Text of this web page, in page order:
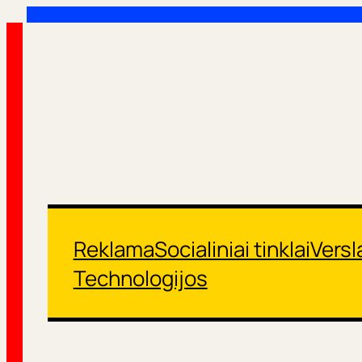
ReklamaSocialiniai tinklai
Technologijos